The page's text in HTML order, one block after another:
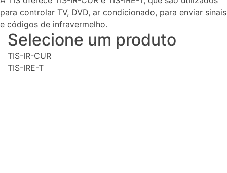
para controlar TV, DVD, ar condicionado, para enviar sinais
e códigos de infravermelho.
Selecione um produto
TIS-IR-CUR
TIS-IRE-T